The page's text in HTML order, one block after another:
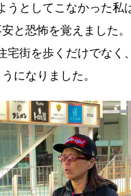
うとしてこなかった私
と恐怖を覚えました
宅街を歩くだけでなく
になりました。